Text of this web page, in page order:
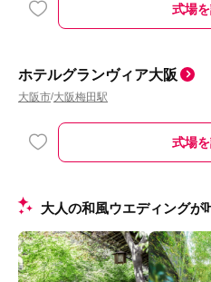
式場
ホテルグランヴィア大阪
大阪市/大阪梅田駅
式場
大人の和風ウエディングが